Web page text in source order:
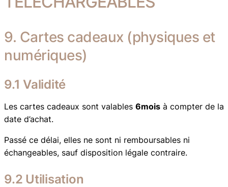
9. Cartes cadeaux (physiques et
numériques)
9.1 Validité
Les cartes cadeaux sont valables 6mois à compter de la
date d’achat.
Passé ce délai, elles ne sont ni remboursables ni
échangeables, sauf disposition légale contraire.
9.2 Utilisation